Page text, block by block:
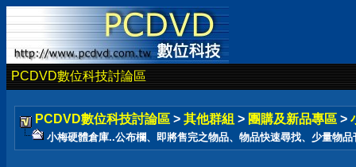
PCDVD數位科技討論區
PCDVD數位科技討論區 > 其他群組 > 團購及新品專區 >
小梅硬體倉庫..公布欄、即將售完之物品、物品快速尋找、少量物品